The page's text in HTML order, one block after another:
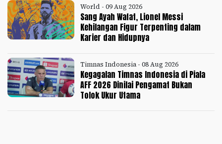
World - 09 Aug 2026
Sang Ayah Wafat, Lionel Messi
Kehilangan Figur Terpenting dalam
Karier dan Hidupnya
Timnas Indonesia - 08 Aug 2026
Kegagalan Timnas Indonesia di Piala
AFF 2026 Dinilai Pengamat Bukan
Tolok Ukur Utama